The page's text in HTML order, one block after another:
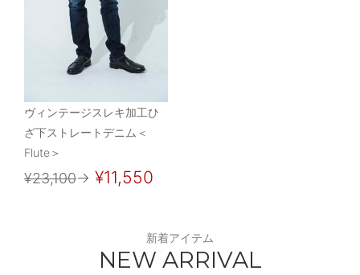
ヴィンテージスレキ加工ひ
ざ下ストレートデニム＜
Flute＞
¥23,100→ ¥11,550
新着アイテム
NEW ARRIVAL